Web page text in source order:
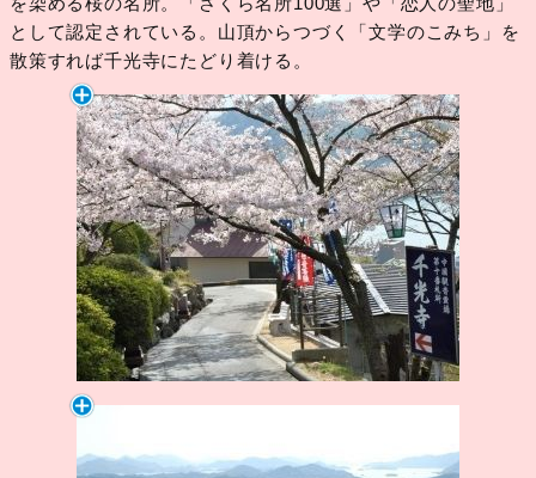
として認定されている。山頂からつづく「文学のこみち」を
散策すれば千光寺にたどり着ける。